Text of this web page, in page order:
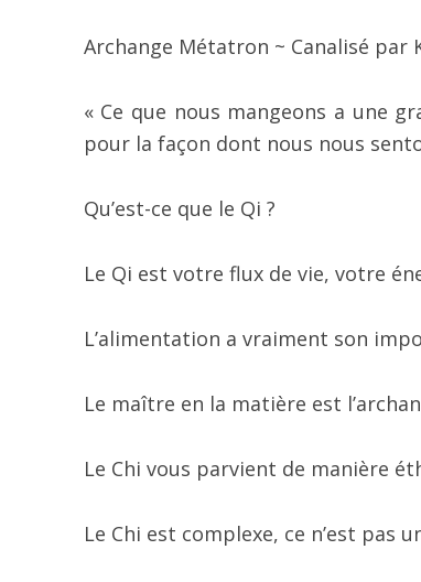
Archange Métatron ~ Canalisé par
« Ce que nous mangeons a une
pour la façon dont nous nous
Qu’est-ce que le Qi ?
Le Qi est votre flux de vie, votre
L’alimentation a vraiment son
Le maître en la matière est
Le Chi vous parvient de manière
Le Chi est complexe, ce n’est pas